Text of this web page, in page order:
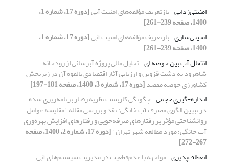
امنیتی‌زدایی بازتعریف مؤلفه‌های امنیت آبی [دوره 17، شماره 1،
1400، صفحه 239-261]
امنیتی‌سازی بازتعریف مؤلفه‌های امنیت آبی [دوره 17، شماره 1،
1400، صفحه 239-261]
انتقال آب بین حوضه ای تحلیل مالی پروژه آبرسانی از رودخانه
شاهرود به دشت قزوین و ارزیابی آثار اقتصادی بالقوه آن در زیربخش
کشاورزی حوضه مقصد[دوره 17، شماره 3، 1400، صفحه 181-197]
اندازه-گیری حجمی چگونگی کاربست نظریه رفتار برنامه‌ریزی شده
در تبیین الگوی مصرف آب خانگی: نقد و بررسی مقاله "مقایسه عوامل
روانشناختی مؤثر بر رفتارهای صرفه‌جویی و رفتارهای افزایش بهره‌وری
آب خانگی؛ مورد مطالعه شهر تهران" [دوره 17، شماره 2، 1400، صفحه
267-272]
انعطاف‌پذیری مواجهه با عدم‌قطعیت در مدیریت سیستم‌های آبی